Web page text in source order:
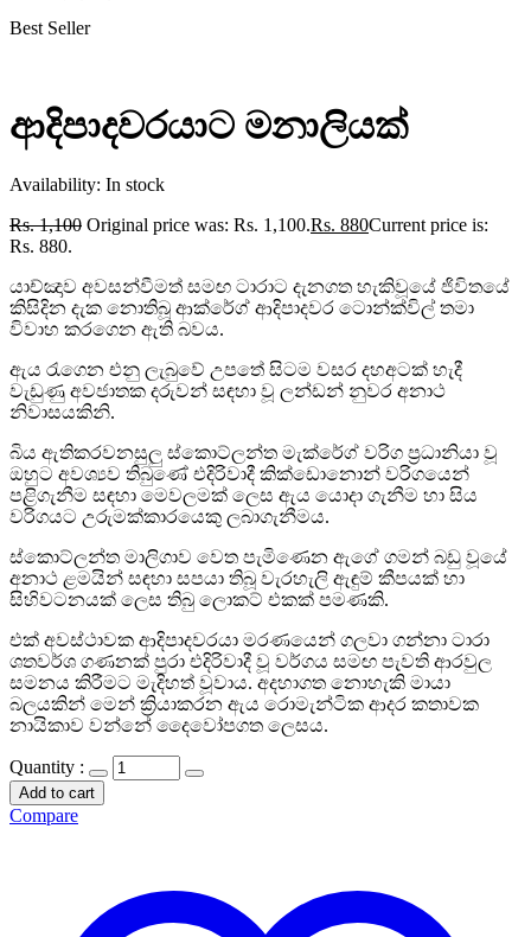
Best Seller
ආදිපාදවරයාට මනාලියක්
Availability: In stock
Rs.1,100 Original price was: Rs. 1,100.Rs. 880Current price is:
Rs. 880.
යාච්ඤාව අවසන්වීමත් සමඟ ටාරාට දැනගත හැකිවූයේ ජිවිතයේ
කිසිදින දැක නොතිබූ ආක්රේග් ආදිපාදවර ටොන්ක්විල් තමා
විවාහ කරගෙන ඇති බවය.
ඇය රැගෙන එනු ලැබුවේ උපතේ සිටම වසර දහඅටක් හැදී
වැඩුණු අවජාතක දරුවන් සඳහා වූ ලන්ඩන් නුවර අනාථ
නිවාසයකිනි.
බිය ඇතිකරවනසුලු ස්කොට්ලන්ත මැක්රේග් වරිග ප්‍රධානියා වූ
ඔහුට අවශ්‍යව තිබුණේ එදිරිවාදී කික්ඩොනොන් වරිගයෙන්
පළිගැනීම සඳහා මෙවලමක් ලෙස ඇය යොදා ගැනීම හා සිය
වරිගයට උරුමක්කාරයෙකු ලබාගැනීමය.
ස්කොට්ලන්ත මාලිගාව වෙත පැමිණෙන ඇගේ ගමන් බඩු වූයේ
අනාථ ළමයින් සඳහා සපයා තිබූ වැරහැලි ඇඳුම් කීපයක් හා
සිහිවටනයක් ලෙස තිබු ලොකට් එකක් පමණකි.
එක් අවස්ථාවක ආදිපාදවරයා මරණයෙන් ගලවා ගන්නා ටාරා
ශතවර්ශ ගණනක් පුරා එදිරිවාදී වූ වර්ගය සමඟ පැවති ආරවුල
සමනය කිරීමට මැදිහත් වූවාය. අදහාගත නොහැකි මායා
බලයකින් මෙන් ක්‍රියාකරන ඇය රොමැන්ටික ආදර කතාවක
නායිකාව වන්නේ දෛවෝපගත ලෙසය.
Quantity :
Add to cart
Compare